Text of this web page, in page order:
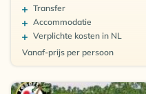
Transfer
Accommodatie
Verplichte kosten in NL
Vanaf-prijs per persoon